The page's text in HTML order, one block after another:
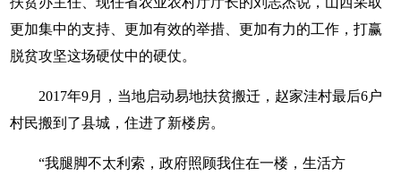
更加集中的支持、更加有效的举措、更加有力的工作，打赢
脱贫攻坚这场硬仗中的硬仗。
2017年9月，当地启动易地扶贫搬迁，赵家洼村最后6户
村民搬到了县城，住进了新楼房。
“我腿脚不太利索，政府照顾我住在一楼，生活方